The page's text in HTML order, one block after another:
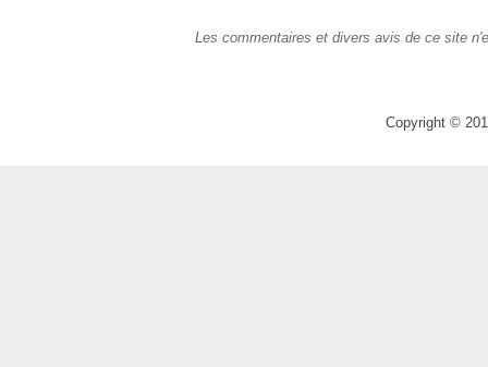
Les commentaires et divers avis de ce site
Copyright ©